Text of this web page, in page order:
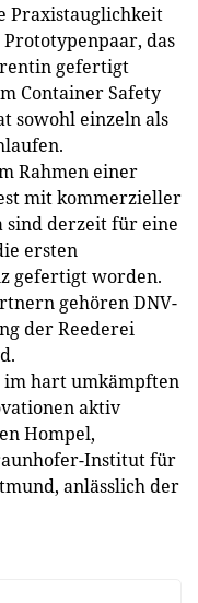
Praxistauglichkeit
das
gefertigt
Container Safety
sowohl einzeln als
Rahmen einer
mit kommerzieller
sind derzeit für eine
ersten
gefertigt worden.
gehören DNV-
der Reederei
im hart umkämpften
aktiv
Hompel,
Institut für
anlässlich der